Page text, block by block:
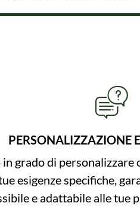
PERSONALIZZAZIONE
in grado di personalizzare
esigenze specifiche,
e adattabile alle tue